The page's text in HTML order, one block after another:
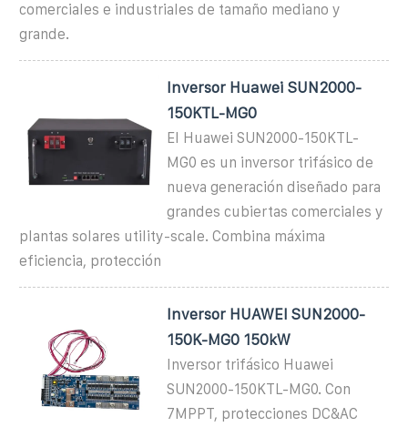
comerciales e industriales de tamaño mediano y
grande.
Inversor Huawei SUN2000-
150KTL-MG0
El Huawei SUN2000-150KTL-
MG0 es un inversor trifásico de
nueva generación diseñado para
grandes cubiertas comerciales y
plantas solares utility-scale. Combina máxima
eficiencia, protección
Inversor HUAWEI SUN2000-
150K-MG0 150kW
Inversor trifásico Huawei
SUN2000-150KTL-MG0. Con
7MPPT, protecciones DC&AC